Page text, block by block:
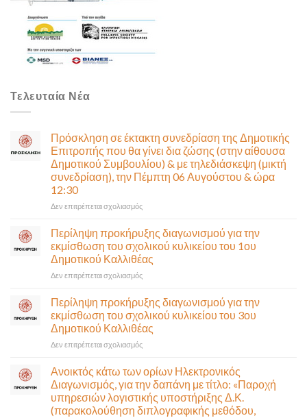
Τελευταία Νέα
Πρόσκληση σε έκτακτη συνεδρίαση της Δημοτικής
Επιτροπής που θα γίνει δια ζώσης (στην αίθουσα
Δημοτικού Συμβουλίου) & με τηλεδιάσκεψη (μικτή
συνεδρίαση), την Πέμπτη 06 Αυγούστου & ώρα
12:30
Δεν επιτρέπεται σχολιασμόςστο
σε
έκτακτη
συνεδρίαση
της
Δημοτικής
που
θα
γίνει
δια
ζώσης
αίθουσα
Δημοτικού
Συμβουλίου)
&
με
Περίληψη προκήρυξης διαγωνισμού για την
εκμίσθωση του σχολικού κυλικείου του 1ου
Δημοτικού Καλλιθέας
Δεν επιτρέπεται σχολιασμόςστο
προκήρυξης
διαγωνισμού
για
την
εκμίσθωση
σχολικού
κυλικείου
του
1ου
Δημοτικού
Περίληψη προκήρυξης διαγωνισμού για την
εκμίσθωση του σχολικού κυλικείου του 3ου
Δημοτικού Καλλιθέας
Δεν επιτρέπεται σχολιασμόςστο
προκήρυξης
διαγωνισμού
για
την
εκμίσθωση
Ανοικτός κάτω των ορίων Ηλεκτρονικός
Διαγωνισμός, για την δαπάνη με τίτλο: «Παροχή
υπηρεσιών λογιστικής υποστήριξης Δ.Κ.
(παρακολούθηση διπλογραφικής μεθόδου,